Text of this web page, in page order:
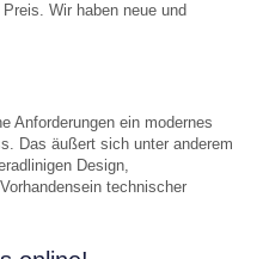
Wir haben neue und
Anforderungen ein modernes
Das äußert sich unter anderem
Design,
technischer